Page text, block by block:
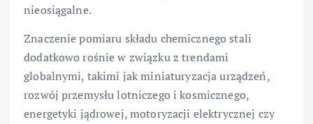
nieosiągalne.
Znaczenie pomiaru składu chemicznego stali
dodatkowo rośnie w związku z trendami
globalnymi, takimi jak miniaturyzacja urządzeń,
rozwój przemysłu lotniczego i kosmicznego,
energetyki jądrowej, motoryzacji elektrycznej czy